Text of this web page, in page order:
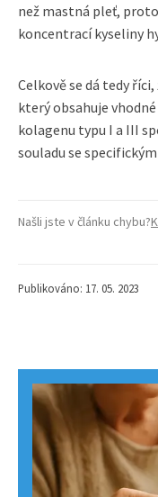
než mastná pleť,
koncentrací kyseliny
Celkově se dá tedy
který obsahuje
kolagenu typu I a III
souladu se
Našli jste v článku chybu?
Publikováno: 17. 05. 2023